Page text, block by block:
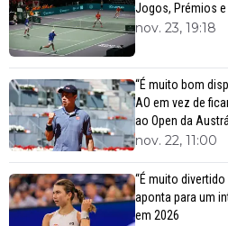
Jogos, Prémios
nov. 23, 19:18
“É muito bom
AO em vez de
ao Open da
nov. 22, 11:00
“É muito
aponta para um
em 2026